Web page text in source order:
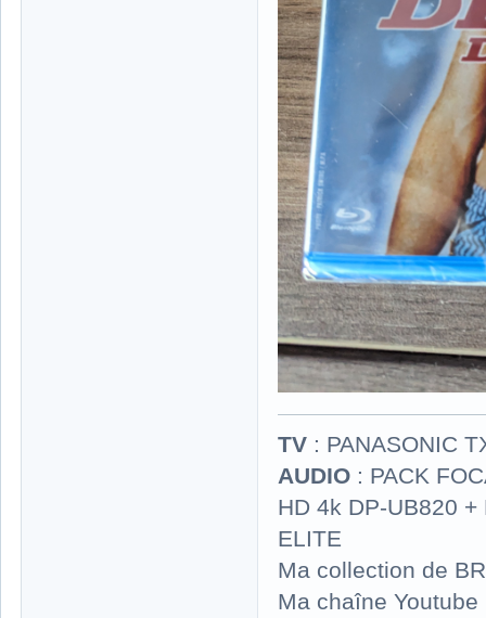
TV : PANASONIC
AUDIO : PACK
HD 4k DP-UB820
ELITE
Ma collection de
Ma chaîne